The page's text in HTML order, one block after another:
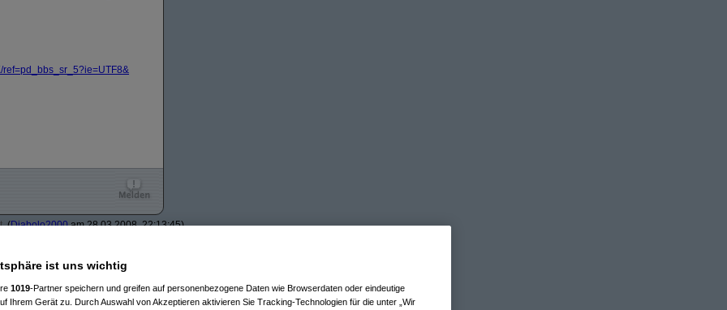
ref=pd_bbs_sr_5?ie=UTF8&
(Diabolo2000am 28.03.2008, 22:13:45)
ist uns wichtig
1019-Partner speichern und greifen auf personenbezogene Daten wie Browserdaten oder eindeutige
Ihrem Gerät zu. Durch Auswahl von Akzeptieren aktivieren Sie Tracking-Technologien für die unter „Wir